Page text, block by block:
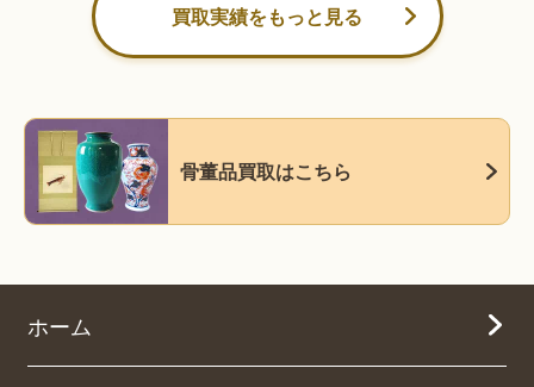
買取実績をもっと見る
骨董品買取はこちら
ホーム